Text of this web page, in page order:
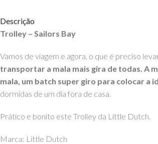
Descrição
Trolley – Sailors Bay
Vamos de viagem e agora, o que é preciso
transportar a mala mais gira de todas. A
mala, um batch super giro para colocar a
dormidas de um dia fora de casa.
Prático e bonito este Trolley da Little Dutch.
Marca: Little Dutch